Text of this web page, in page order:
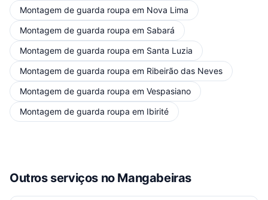
Montagem de guarda roupa em Nova Lima
Montagem de guarda roupa em Sabará
Montagem de guarda roupa em Santa Luzia
Montagem de guarda roupa em Ribeirão das Neves
Montagem de guarda roupa em Vespasiano
Montagem de guarda roupa em Ibirité
Outros serviços no Mangabeiras